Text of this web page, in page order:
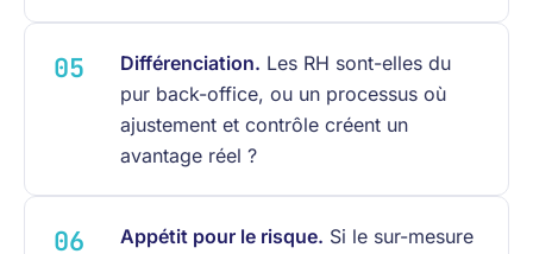
Différenciation. Les RH sont-elles du
pur back-office, ou un processus où
ajustement et contrôle créent un
avantage réel ?
Appétit pour le risque. Si le sur-mesure